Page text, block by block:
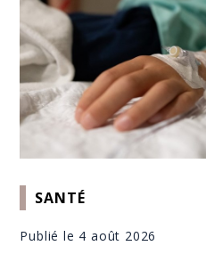
SANTÉ
Publié le 4 août 2026